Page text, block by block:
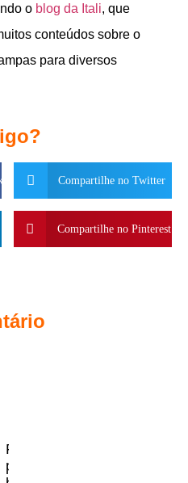
o blog da Itali, que
conteúdos sobre o
para diversos
Compartilhe no Twitter
Compartilhe no Pinterest
Frasco
para